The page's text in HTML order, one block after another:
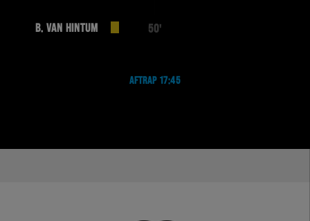
B. VAN HINTUM 50'
AFTRAP 17:45